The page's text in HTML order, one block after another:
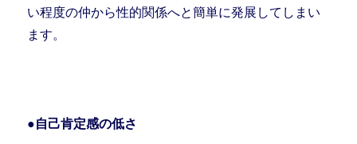
い程度の仲から性的関係へと簡単に発展してしまい
ます。
●自己肯定感の低さ